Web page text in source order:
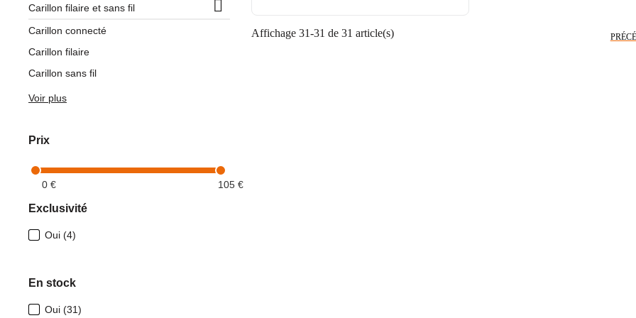

Carillon filaire et sans fil
Carillon connecté
Carillon filaire
Carillon sans fil
Voir plus
Prix
0 € 105 €
Exclusivité
Oui (4)
En stock
Oui (31)
Affichage 31-31 de 31 article(s)